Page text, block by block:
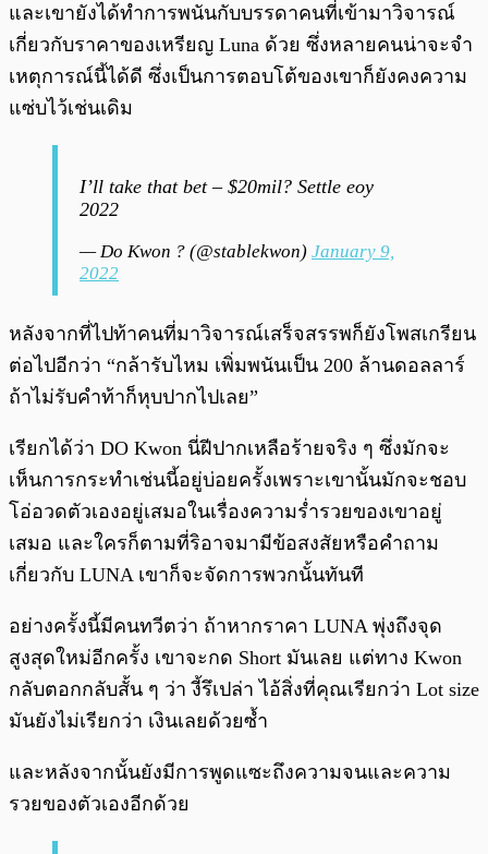
และเขายังได้ทำการพนันกับบรรดาคนที่เข้ามาวิจารณ์
เกี่ยวกับราคาของเหรียญ Luna ด้วย ซึ่งหลายคนน่าจะจำ
เหตุการณ์นี้ได้ดี ซึ่งเป็นการตอบโต้ของเขาก็ยังคงความ
แซ่บไว้เช่นเดิม
I’ll take that bet – $20mil? Settle eoy
2022
— Do Kwon ? (@stablekwon) January 9,
2022
หลังจากที่ไปท้าคนที่มาวิจารณ์เสร็จสรรพก็ยังโพสเกรียน
ต่อไปอีกว่า “กล้ารับไหม เพิ่มพนันเป็น 200 ล้านดอลลาร์
ถ้าไม่รับคำท้าก็หุบปากไปเลย”
เรียกได้ว่า DO Kwon นี่ฝีปากเหลือร้ายจริง ๆ ซึ่งมักจะ
เห็นการกระทำเช่นนี้อยู่บ่อยครั้งเพราะเขานั้นมักจะชอบ
โอ่อวดตัวเองอยู่เสมอในเรื่องความร่ำรวยของเขาอยู่
เสมอ และใครก็ตามที่ริอาจมามีข้อสงสัยหรือคำถาม
เกี่ยวกับ LUNA เขาก็จะจัดการพวกนั้นทันที
อย่างครั้งนี้มีคนทวีตว่า ถ้าหากราคา LUNA พุ่งถึงจุด
สูงสุดใหม่อีกครั้ง เขาจะกด Short มันเลย แต่ทาง Kwon
กลับตอกกลับสั้น ๆ ว่า งี้รึเปล่า ไอ้สิ่งที่คุณเรียกว่า Lot size
มันยังไม่เรียกว่า เงินเลยด้วยซ้ำ
และหลังจากนั้นยังมีการพูดแซะถึงความจนและความ
รวยของตัวเองอีกด้วย